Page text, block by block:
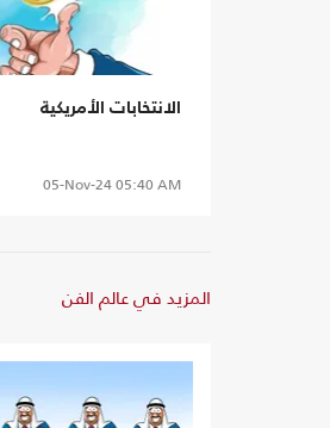
الانتخابات الأمريكية
05-Nov-2405:40 AM
المزيد في عالم الفن